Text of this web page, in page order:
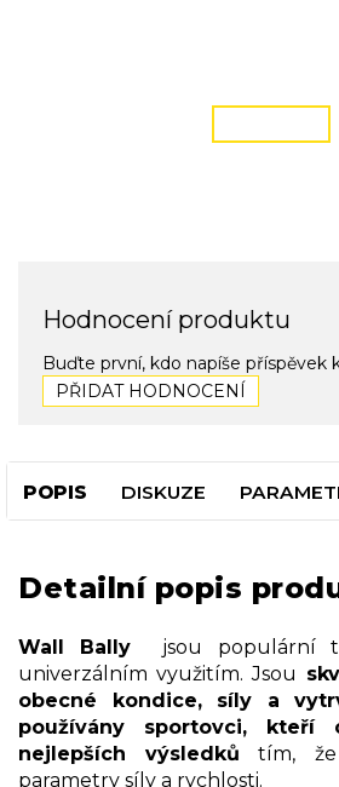
Hodnocení produktu
Buďte první, kdo napíše příspěvek
PŘIDAT HODNOCENÍ
POPIS DISKUZE
Detailní popis
Wall Bally
jsou populární
univerzálním využitím. Jsou
obecné kondice, síly a
používány sportovci, kteří
nejlepších výsledků tím, že
parametry síly a rychlosti.